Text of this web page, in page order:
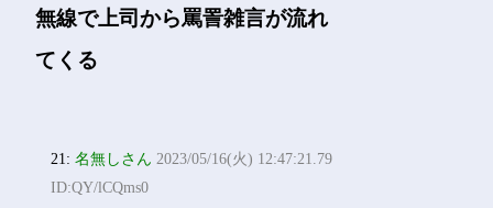
無線で上司から罵詈雑言が流れ
てくる
21:名無しさん 2023/05/16(火) 12:47:21.79
ID:QY/lCQms0